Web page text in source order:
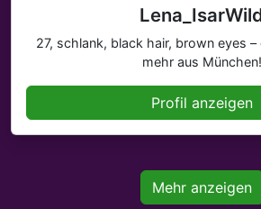
27, schlank, black hair, brown eyes
mehr aus München!
Profil anzeigen
Mehr anzeigen